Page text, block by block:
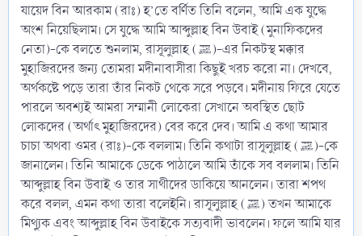
যায়েদ বিন আরকাম (রাঃ) হ’তে বর্ণিত তিনি বলেন, আমি এক যুদ্ধে
অংশ নিয়েছিলাম। সে যুদ্ধে আমি আব্দুল্লাহ বিন উবাই (মুনাফিকদের
নেতা)-কে বলতে শুনলাম, রাসূলুল্লাহ (ﷺ)-এর নিকটস্থ মক্কার
মুহাজিরদের জন্য তোমরা মদীনাবাসীরা কিছুই খরচ করো না। দেখবে,
অর্থকষ্টে পড়ে তারা তাঁর নিকট থেকে সরে পড়বে। মদীনায় ফিরে যেতে
পারলে অবশ্যই আমরা সম্মানী লোকেরা সেখানে অবস্থিত ছোট
লোকদের (অর্থাৎ মুহাজিরদের) বের করে দেব। আমি এ কথা আমার
চাচা অথবা ওমর (রাঃ)-কে বললাম। তিনি কথাটা রাসূলুল্লাহ (ﷺ)-কে
জানালেন। তিনি আমাকে ডেকে পাঠালে আমি তাঁকে সব বললাম। তিনি
আব্দুল্লাহ বিন উবাই ও তার সাথীদের ডাকিয়ে আনলেন। তারা শপথ
করে বলল, এমন কথা তারা বলেইনি। রাসূলুল্লাহ (ﷺ) তখন আমাকে
মিথ্যুক এবং আব্দুল্লাহ বিন উবাইকে সত্যবাদী ভাবলেন। ফলে আমি যার